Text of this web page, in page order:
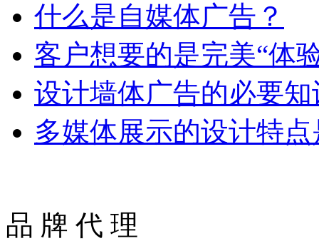
什么是自媒体广告？
客户想要的是完美“体
设计墙体广告的必要知
多媒体展示的设计特
品 牌 代 理